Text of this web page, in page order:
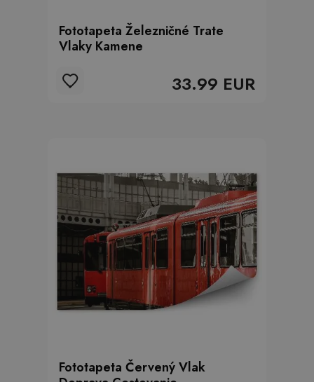
Fototapeta Železničné Trate
Vlaky Kamene
33.99 EUR
Fototapeta Červený Vlak